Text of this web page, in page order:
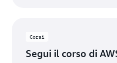
Corsi
Segui il corso di